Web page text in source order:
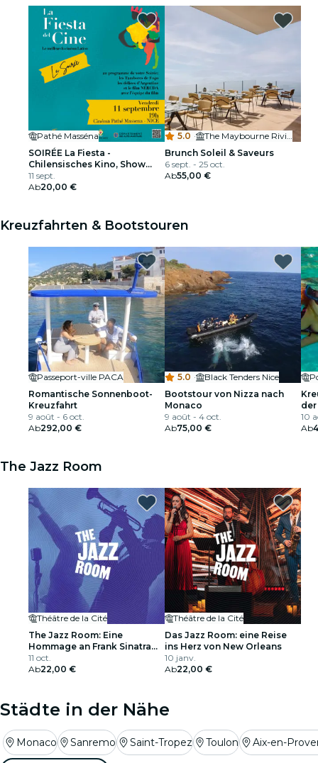
Pathé Masséna
SOIRÉE La Fiesta -
Chilensisches Kino, Show
und Latino-Musik in Nizza
11 sept.
Ab20,00 €
5.0 ·
The Maybourne Riviera
Brunch Soleil & Saveurs
6 sept. - 25 oct.
Ab55,00 €
Kreuzfahrten & Bootstouren
Passeport-ville PACA
Romantische Sonnenboot-
Kreuzfahrt
9 août - 6 oct.
Ab292,00 €
5.0 ·
Black Tenders Nice
Bootstour von Nizza nach
Monaco
9 août - 4 oct.
Ab75,00 €
10
Ab
The Jazz Room
Théâtre de la Cité
The Jazz Room: Eine
Hommage an Frank Sinatra
und Louis Armstrong
11 oct.
Ab22,00 €
Théâtre de la Cité
Das Jazz Room: eine Reise
ins Herz von New Orleans
10 janv.
Ab22,00 €
Städte in der Nähe
Monaco Sanremo Saint-Tropez Toulon Aix-en-